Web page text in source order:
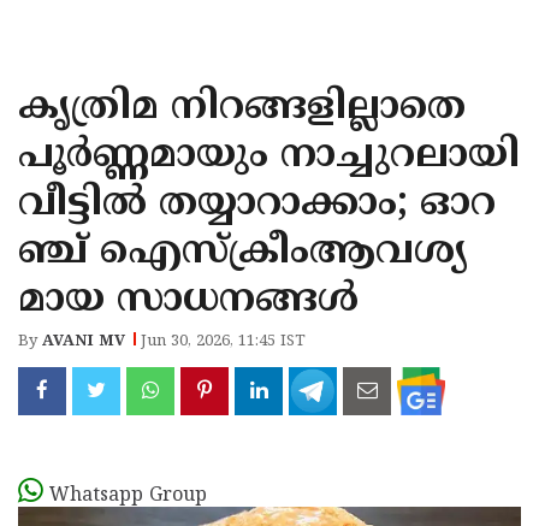
KANNUR
KASARAGOD
കൃത്രിമ നിറങ്ങളില്ലാതെ
പൂർണ്ണമായും നാച്ചുറലായി
വീട്ടിൽ തയ്യാറാക്കാം; ഓറ
ഞ്ച് ഐസ്‌ക്രീംആവശ്യ
മായ സാധനങ്ങൾ
ByAVANI MV Jun 30, 2026, 11:45 IST
Whatsapp Group